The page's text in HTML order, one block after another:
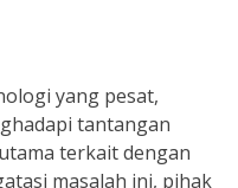
yang pesat,
tantangan
terkait dengan
masalah ini, pihak